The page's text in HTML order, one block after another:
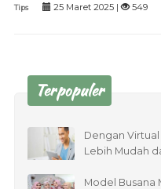
Tips 25 Maret 2025 | 549
Terpopuler
Dengan
Lebih Mudah
Model Busana